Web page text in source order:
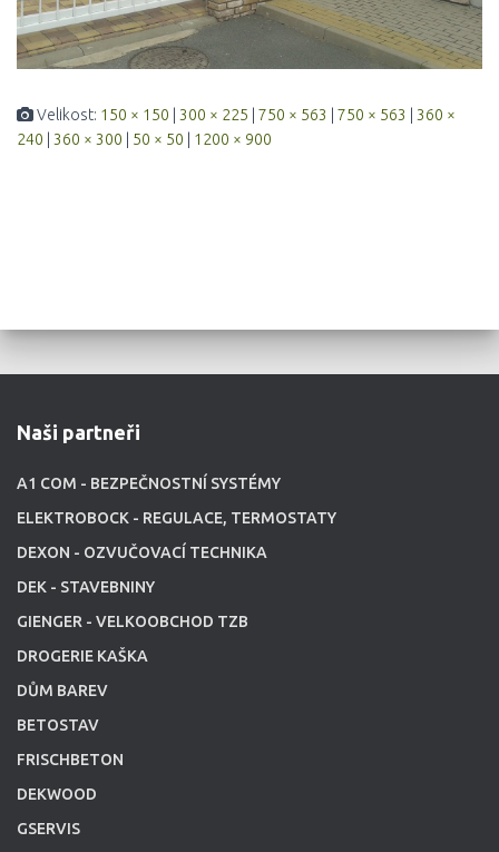
Velikost: 150 × 150 | 300 × 225 | 750 × 563 | 750 × 563 | 360 ×
240 | 360 × 300 | 50 × 50 | 1200 × 900
Naši partneři
A1 COM - BEZPEČNOSTNÍ SYSTÉMY
ELEKTROBOCK - REGULACE, TERMOSTATY
DEXON - OZVUČOVACÍ TECHNIKA
DEK - STAVEBNINY
GIENGER - VELKOOBCHOD TZB
DROGERIE KAŠKA
DŮM BAREV
BETOSTAV
FRISCHBETON
DEKWOOD
GSERVIS